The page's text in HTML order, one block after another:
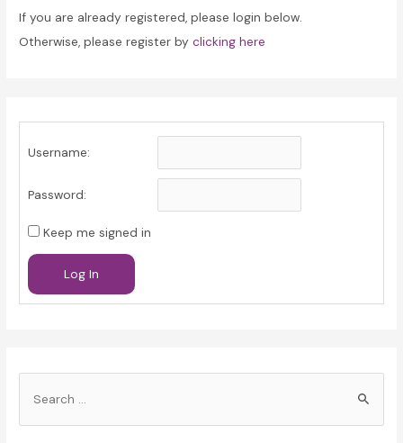
If you are already registered, please login below.
Otherwise, please register byclicking here
Username:
Password:
Keep me signed in
Log In